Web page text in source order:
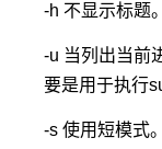
-h 不显示标题。
-u 当列出当前
要是用于执行
-s 使用短模式